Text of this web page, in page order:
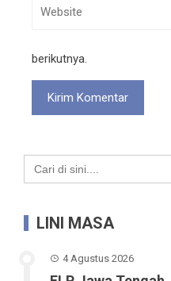
berikutnya.
Search
for:
LINI MASA
4 Agustus 2026